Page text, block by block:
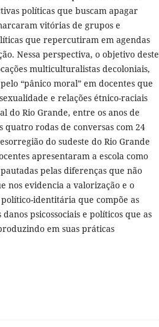
políticas que buscam apagar
vitórias de grupos e
que repercutiram em agendas
Nessa perspectiva, o objetivo deste
multiculturalistas decoloniais,
“pânico moral” em docentes que
e relações étnico-raciais
do Rio Grande, entre os anos de
quatro rodas de conversas com 24
do sudeste do Rio Grande
apresentaram a escola como
pelas diferenças que não
nos evidencia a valorização e o
identitária que compõe as
psicossociais e políticos que as
em suas práticas